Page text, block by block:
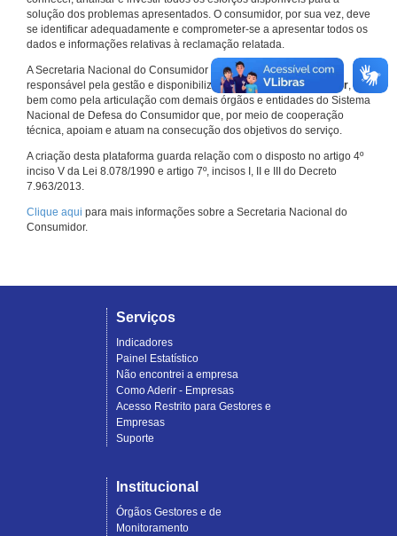
solução dos problemas apresentados. O consumidor, por sua vez, deve
se identificar adequadamente e comprometer-se a apresentar todos os
dados e informações relativas à reclamação relatada.
A Secretaria Nacional do Consumidor do Ministério da Justiça é a
responsável pela gestão e disponibilização doConsumidor.gov.br,
bem como pela articulação com demais órgãos e entidades do Sistema
Nacional de Defesa do Consumidor que, por meio de cooperação
técnica, apoiam e atuam na consecução dos objetivos do serviço.
A criação desta plataforma guarda relação com o disposto no artigo 4º
inciso V da Lei 8.078/1990 e artigo 7º, incisos I, II e III do Decreto
7.963/2013.
Clique aqui para mais informações sobre a Secretaria Nacional do
Consumidor.
Serviços
Indicadores
Painel Estatístico
Não encontrei a empresa
Como Aderir - Empresas
Acesso Restrito para Gestores e
Empresas
Suporte
Institucional
Órgãos Gestores e de
Monitoramento